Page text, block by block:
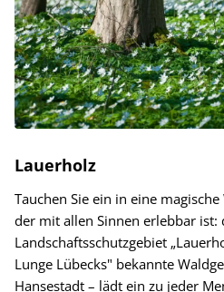
Lauerholz
Tauchen Sie ein in eine
der mit allen Sinnen erlebbar ist:
Landschaftsschutzgebiet
Lunge Lübecks" bekannte
Hansestadt – lädt ein zu jeder